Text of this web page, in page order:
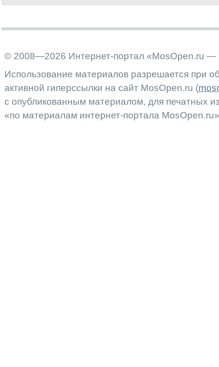
© 2008—2026 Интернет-портал «MosOpen.ru —
Использование материалов разрешается при
активной гиперссылки на сайт MosOpen.ru (
с опубликованным материалом, для печатных
«по материалам интернет-портала